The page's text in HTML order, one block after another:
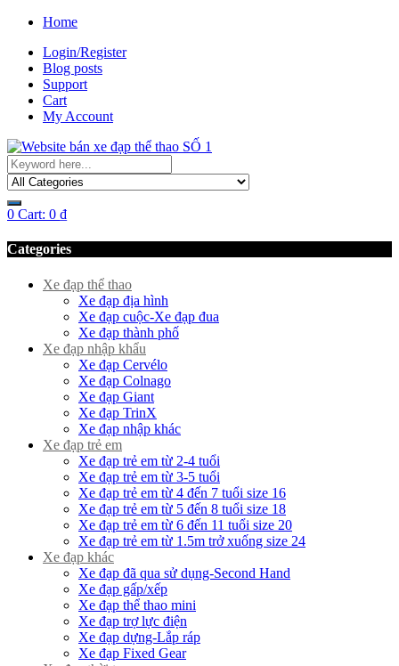
Home
Login/Register
Blog posts
Support
Cart
My Account
0 Cart: 0 ₫
Categories
Xe đạp thể thao
Xe đạp địa hình
Xe đạp cuộc-Xe đạp đua
Xe đạp thành phố
Xe đạp nhập khẩu
Xe đạp Cervélo
Xe đạp Colnago
Xe đạp Giant
Xe đạp TrinX
Xe đạp nhập khác
Xe đạp trẻ em
Xe đạp trẻ em từ 2-4 tuổi
Xe đạp trẻ em từ 3-5 tuổi
Xe đạp trẻ em từ 4 đến 7 tuổi size 16
Xe đạp trẻ em từ 5 đến 8 tuổi size 18
Xe đạp trẻ em từ 6 đến 11 tuổi size 20
Xe đạp trẻ em từ 1.5m trở xuống size 24
Xe đạp khác
Xe đạp đã qua sử dụng-Second Hand
Xe đạp gấp/xếp
Xe đạp thể thao mini
Xe đạp trợ lực điện
Xe đạp dựng-Lắp ráp
Xe đạp Fixed Gear